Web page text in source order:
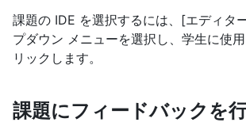
課題の IDE を選択するには、[エディタ
プダウン メニューを選択し、学生に使
リックします。
課題にフィードバックを